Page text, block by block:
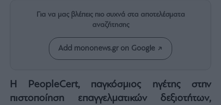
Vivants
Auto
Για να μας βλέπεις πιο συχνά στα αποτελέσματα
αναζήτησης
Add mononews.gr on Google
Η PeopleCert,παγκόσμιος ηγέτης στην
πιστοποίηση επαγγελματικών δεξιοτήτων,